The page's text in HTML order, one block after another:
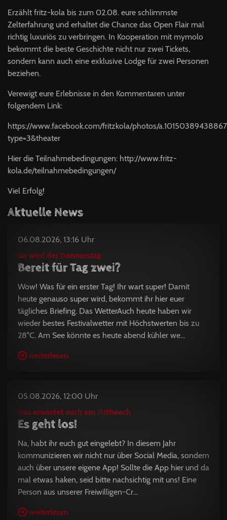
Erzählt fritz-kola bis zum 02.08. eure schlimmste
Zelterfahrung und erhaltet die Chance das Open Flair mal
richtig luxuriös zu verbringen. In Kooperation mit mymolo
bekommt die beste Geschichte nicht nur zwei Tickets,
sondern kann auch eine exklusive Lodge für zwei Personen
beziehen.
Verewigt eure Erlebnisse in den Kommentaren unter
folgendem Link:
https://www.facebook.com/fritzkola/photos/
type=3&theater
Hier die Teilnahmebedingungen: http://www.fritz-
kola.de/teilnahmebedingungen/
Viel Erfolg!
Aktuelle News
06.08.2026, 13:16 Uhr
So wird der Donnerstag
Bereit für Tag zwei?
Wow! Was für ein erster Tag! Ihr wart super! Damit
heute genauso super wird, bekommt ihr hier euer
tägliches Briefing. Das WetterAuch heute haben wir
wieder bestes Festivalwetter mit Höchstwerten bis zu
28°C. Am See könnte es heute abend kühler we...
weiterlesen
05.08.2026, 12:00 Uhr
Das erwartet euch am Mittwoch
Es geht los!
Na, habt ihr euch gut eingelebt? In diesem Jahr
kommunizieren wir nicht nur über Social Media, sondern
auch über unsere eigene App! Sollte die App hier und da
mal etwas haken, seid bitte nachsichtig mit uns! Eine
Person aus unserer Freiwilligen-Cr...
weiterlesen